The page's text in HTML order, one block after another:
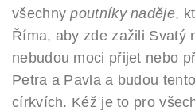
všechnypoutníky naděje,
Říma, aby zde zažili Svatý
nebudou moci přijet nebo
Petra a Pavla a budou
církvích. Kéž je to pro